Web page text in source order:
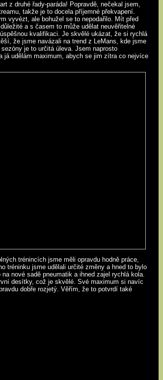
z druhé řady-paráda! Popravdě, nečekal jsem,
takže je to docela příjemné překvapení.
vyvézt, ale bohužel se to nepodařilo. Mít před
a s časem to může udělat neuvěřitelné
kvalifikaci. Je skvělé ukázat, že si rychlá
že jsme navázali na trend z LeMans, kde jsme
je to určitá úleva. Jsem naprosto
já udělám maximum, abych se jim zítra co nejvíce
trénincích jsme měli opravdu hodně práce,
tréninku jsme udělali určité změny a hned to bylo
nové sadě pneumatik a ihned zajel rychlá kola.
desítky, což je skvělé. Své maximum si navíc
dobře rozjetý. Věřím, že to potvrdí také